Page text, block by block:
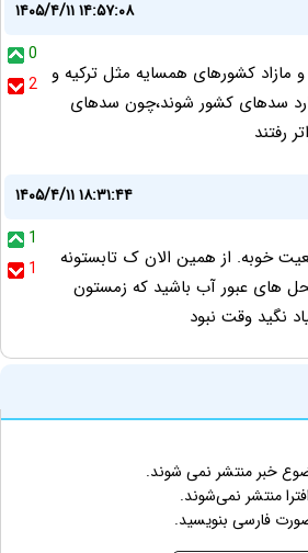
۱۴۰۵/۴/۱۱ ۱۴:۵۷:۰۸
0
2
مازاد کشورهای همسایه مثل ترکیه و
سدهای کشور شوند،چون سدهای
رفتند
۱۴۰۵/۴/۱۱ ۱۸:۳۱:۴۴
1
1
خوبه. از همین الان ک تابستونه
های عبور آب باشید که زمستون
نگید وقت نبود
خبر منتشر نمی شوند.
منتشر نمی‌شوند.
فارسی بنویسید.